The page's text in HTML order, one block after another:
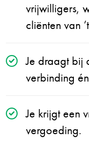
vrijwilligers,
cliënten van
Je draagt bij
verbinding
Je krijgt een
vergoeding.